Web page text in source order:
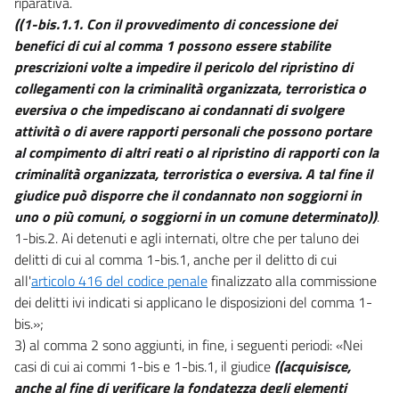
((1-bis.1.1. Con il provvedimento di concessione dei
benefici di cui al comma 1 possono essere stabilite
prescrizioni volte a impedire il pericolo del ripristino di
collegamenti con la criminalità organizzata, terroristica o
eversiva o che impediscano ai condannati di svolgere
attività o di avere rapporti personali che possono portare
al compimento di altri reati o al ripristino di rapporti con la
criminalità organizzata, terroristica o eversiva. A tal fine il
giudice può disporre che il condannato non soggiorni in
uno o più comuni, o soggiorni in un comune determinato)).
1-bis.2. Ai detenuti e agli internati, oltre che per taluno dei
delitti di cui al comma 1-bis.1, anche per il delitto di cui
all'articolo 416 del codice penalefinalizzato alla commissione
dei delitti ivi indicati si applicano le disposizioni del comma 1-
bis.»;
3) al comma 2 sono aggiunti, in fine, i seguenti periodi: «Nei
casi di cui ai commi 1-bis e 1-bis.1, il giudice ((acquisisce,
anche al fine di verificare la fondatezza degli elementi